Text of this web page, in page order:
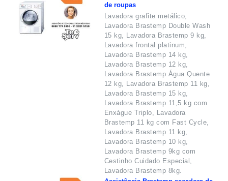
de roupas
Lavadora grafite metálico,
Lavadora Brastemp Double Wash
15 kg, Lavadora Brastemp 9 kg,
Lavadora frontal platinum,
Lavadora Brastemp 14 kg,
Lavadora Brastemp 12 kg,
Lavadora Brastemp Água Quente
12 kg, Lavadora Brastemp 11 kg,
Lavadora Brastemp 15 kg,
Lavadora Brastemp 11,5 kg com
Enxágue Triplo, Lavadora
Brastemp 11 kg com Fast Cycle,
Lavadora Brastemp 11 kg,
Lavadora Brastemp 10 kg,
Lavadora Brastemp 9kg com
Cestinho Cuidado Especial,
Lavadora Brastemp 8kg.